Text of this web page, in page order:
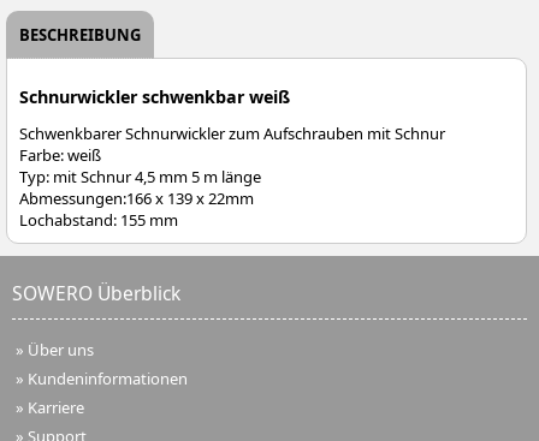
BESCHREIBUNG
Schnurwickler schwenkbar weiß
Schwenkbarer Schnurwickler zum Aufschrauben mit Schnur
Farbe: weiß
Typ: mit Schnur 4,5 mm 5 m länge
Abmessungen:166 x 139 x 22mm
Lochabstand: 155 mm
SOWERO Überblick
» Über uns
» Kundeninformationen
» Karriere
» Support